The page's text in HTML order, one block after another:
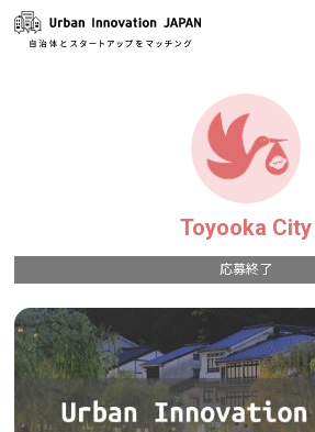
Toyooka City
応募終了